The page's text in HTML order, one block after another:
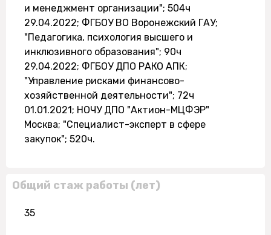
и менеджмент организации"; 504ч
29.04.2022; ФГБОУ ВО Воронежский ГАУ;
"Педагогика, психология высшего и
инклюзивного образования"; 90ч
29.04.2022; ФГБОУ ДПО РАКО АПК;
"Управление рисками финансово-
хозяйственной деятельности"; 72ч
01.01.2021; НОЧУ ДПО "Актион-МЦФЭР"
Москва; "Специалист-эксперт в сфере
закупок"; 520ч.
Общий стаж работы (лет)
35